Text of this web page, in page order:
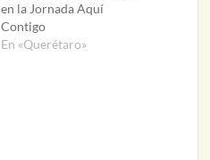
en la Jornada Aquí
Contigo
En «Querétaro»